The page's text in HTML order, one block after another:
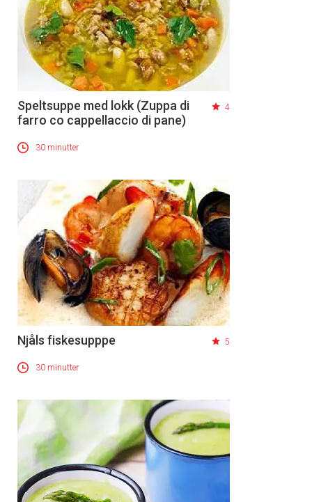
Speltsuppe med lokk (Zuppa di
farro co cappellaccio di pane)
4
30 minutter
Njåls fiskesupppe 5
30 minutter